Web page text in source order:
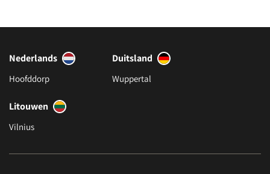
Nederlands
Hoofddorp
Duitsland
Wuppertal
Litouwen
Vilnius